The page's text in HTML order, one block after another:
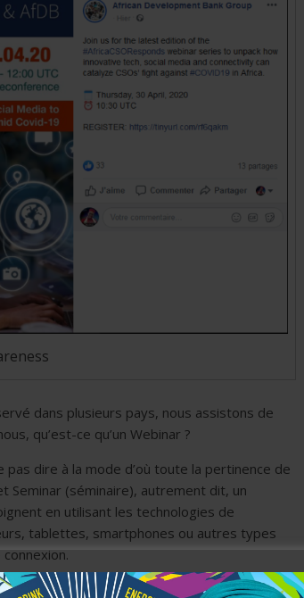
dans plusieurs pays, nous assistons de
qu’est-ce qu’un Webinar ?
pas dire à la mode d’où toute la pertinence de
(séminaire), autrement dit, un
en utilisant les technologies de
tablettes, smartphones ou autres types